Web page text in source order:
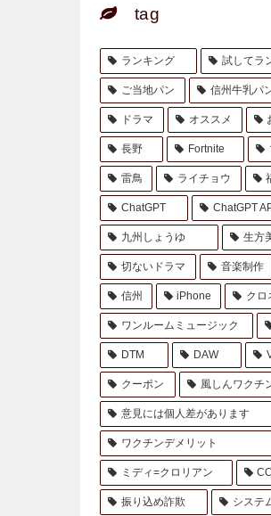
tag
ランキング 試してラ
ご当地パン 信州牛乳パ
ドラマ オススメ
長野 Fortnite
雷鳥 ライチョウ
ChatGPT ChatGPT
九州しょうゆ 生方
切ないドラマ 音楽制作
信州 iPhone クロ
ワンルームミュージック
DTM DAW
クーポン 風しんワクチ
意見には個人差があります
ワクチンデメリット
ミディ=クロリアン
振り込め詐欺 システ